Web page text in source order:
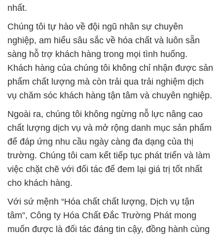
nhất.
Chúng tôi tự hào về đội ngũ nhân sự chuyên
nghiệp, am hiểu sâu sắc về hóa chất và luôn sẵn
sàng hỗ trợ khách hàng trong mọi tình huống.
Khách hàng của chúng tôi không chỉ nhận được sản
phẩm chất lượng mà còn trải qua trải nghiệm dịch
vụ chăm sóc khách hàng tận tâm và chuyên nghiệp.
Ngoài ra, chúng tôi không ngừng nỗ lực nâng cao
chất lượng dịch vụ và mở rộng danh mục sản phẩm
để đáp ứng nhu cầu ngày càng đa dạng của thị
trường. Chúng tôi cam kết tiếp tục phát triển và làm
việc chặt chẽ với đối tác để đem lại giá trị tốt nhất
cho khách hàng.
Với sứ mệnh “Hóa chất chất lượng, Dịch vụ tận
tâm”, Công ty Hóa Chất Đắc Trường Phát mong
muốn được là đối tác đáng tin cậy, đồng hành cùng